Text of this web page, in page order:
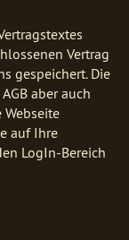
Vertrag
gespeichert. Die
aber auch
Webseite
auf Ihre
LogIn-Bereich